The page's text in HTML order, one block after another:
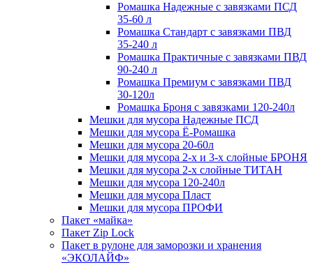
Ромашка Надежные с завязками ПСД
35-60 л
Ромашка Стандарт с завязками ПВД
35-240 л
Ромашка Практичные с завязками ПВД
90-240 л
Ромашка Премиум с завязками ПВД
30-120л
Ромашка Броня с завязками 120-240л
Мешки для мусора Надежные ПСД
Мешки для мусора Ё-Ромашка
Мешки для мусора 20-60л
Мешки для мусора 2-х и 3-х слойные БРОНЯ
Мешки для мусора 2-х слойные ТИТАН
Мешки для мусора 120-240л
Мешки для мусора Пласт
Мешки для мусора ПРОФИ
Пакет «майка»
Пакет Zip Lock
Пакет в рулоне для заморозки и хранения
«ЭКОЛАЙФ»